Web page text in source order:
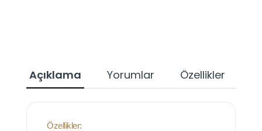
Açıklama Yorumlar Özellikler
Özellikler: